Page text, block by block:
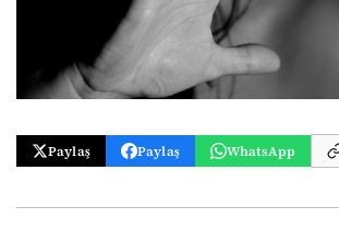
Paylaş Paylaş WhatsApp